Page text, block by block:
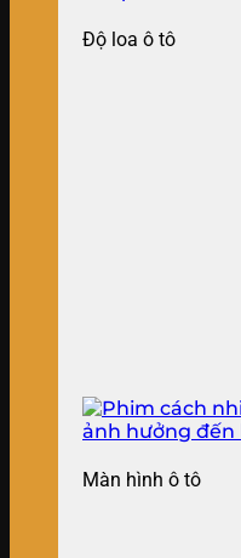
Độ loa ô tô
Màn hình ô tô